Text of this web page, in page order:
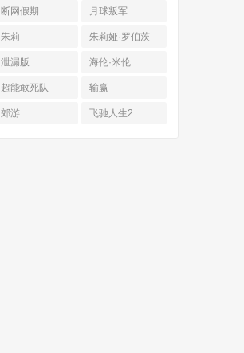
断网假期 月球叛军
朱莉 朱莉娅·罗伯茨
泄漏版 海伦·米伦
超能敢死队 输赢
郊游 飞驰人生2